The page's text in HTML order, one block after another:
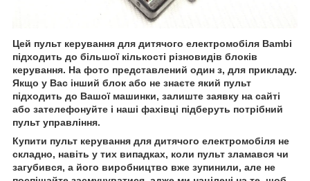
Цей пульт керування для дитячого електромобіля Bambi
підходить до більшої кількості різновидів блоків
керування. На фото представлений один з, для прикладу.
Якщо у Вас інший блок або не знаєте який пульт
підходить до Вашої машинки, залиште заявку на сайті
або зателефонуйте і наші фахівці підберуть потрібний
пульт управління.
Купити пульт керування для дитячого електромобіля не
складно, навіть у тих випадках, коли пульт зламався чи
загубився, а його виробництво вже зупинили, але не